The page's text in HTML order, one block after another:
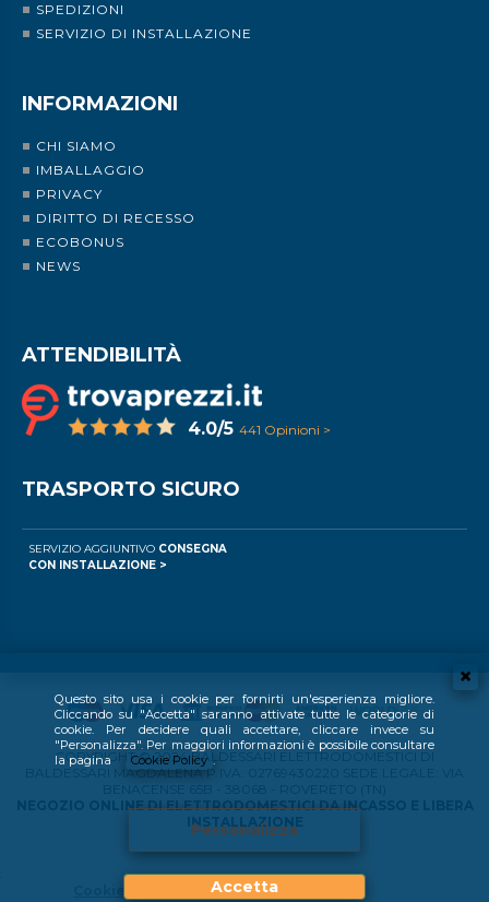
Questo sito usa i cookie per fornirti un'esperienza migliore.
Cliccando su "Accetta" saranno attivate tutte le categorie di
cookie. Per decidere quali accettare, cliccare invece su
"Personalizza". Per maggiori informazioni è possibile consultare
la pagina
Cookie Policy .
Personalizza
Accetta
SPEDIZIONI
SERVIZIO DI INSTALLAZIONE
INFORMAZIONI
CHI SIAMO
IMBALLAGGIO
PRIVACY
DIRITTO DI RECESSO
ECOBONUS
NEWS
ATTENDIBILITÀ
4.0/5 441 Opinioni >
TRASPORTO SICURO
SERVIZIO AGGIUNTIVO CONSEGNA
CON INSTALLAZIONE >
COPYRIGHT © 2024 BALDESSARI ELETTRODOMESTICI DI
BALDESSARI MAGDALENA P.IVA: 02769430220 SEDE LEGALE: VIA
NEGOZIO ONLINE DI ELETTRODOMESTICI DA INCASSO E LIBERA
INSTALLAZIONE